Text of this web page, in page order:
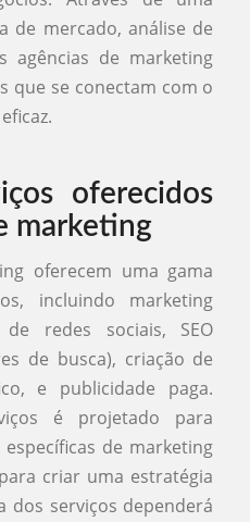
de mercado, análise de
agências de marketing
que se conectam com o
oferecidos
marketing
oferecem uma gama
incluindo marketing
redes sociais, SEO
de busca), criação de
e publicidade paga.
é projetado para
de marketing
criar uma estratégia
dos serviços dependerá